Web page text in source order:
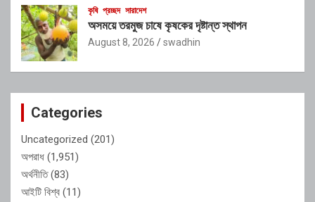
কৃষি প্রচ্ছদ সারাদেশ
অসময়ে তরমুজ চাষে কৃষকের দৃষ্টান্ত স্থাপন
August 8, 2026 swadhin
Categories
Uncategorized (201)
অপরাধ (1,951)
অর্থনীতি(83)
আইটি বিশ্ব (11)